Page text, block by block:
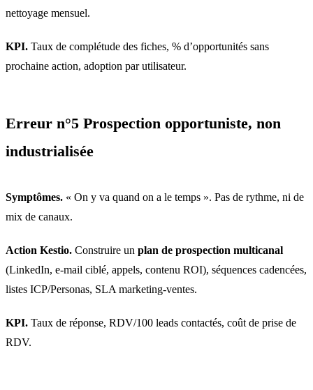
nettoyage mensuel.
KPI. Taux de complétude des fiches, % d’opportunités sans
prochaine action, adoption par utilisateur.
Erreur n°5 Prospection opportuniste, non
industrialisée
Symptômes. « On y va quand on a le temps ». Pas de rythme, ni de
mix de canaux.
Action Kestio. Construire un plan de prospection multicanal
(LinkedIn, e-mail ciblé, appels, contenu ROI), séquences cadencées,
listes ICP/Personas, SLA marketing-ventes.
KPI. Taux de réponse, RDV/100 leads contactés, coût de prise de
RDV.